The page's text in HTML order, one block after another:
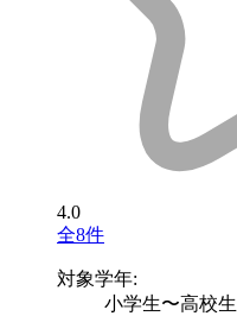
4.0
全8件
対象学年:
小学生〜高校生